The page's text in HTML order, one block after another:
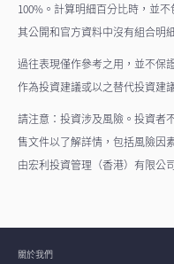
100%。計算明細百分比時，並
其公開和官方資料中沒有組合明
過往表現僅作參考之用，並不保
作為投資建議或以之替代投資建
請注意：投資涉及風險。投資者
售文件以了解詳情，包括風險因
由宏利投資管理（香港）有限公
關於我們